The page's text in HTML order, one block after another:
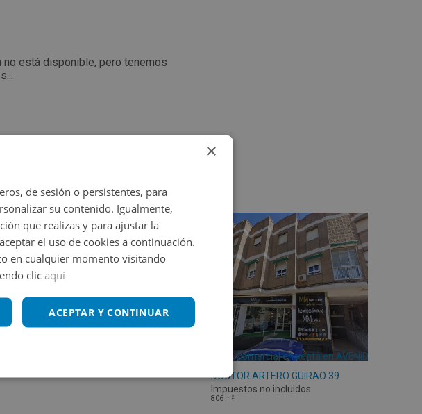
no está disponible, pero tenemos
Sn, 30589
Local Comercial en venta en AVENIDA
DOCTOR ARTERO GUIRAO 39
Impuestos no incluidos
806 m 2
×
de sesión o persistentes, para
su contenido. Igualmente,
que realizas y para ajustar la
el uso de cookies a continuación.
en cualquier momento visitando
clicaquí
ACEPTAR Y CONTINUAR